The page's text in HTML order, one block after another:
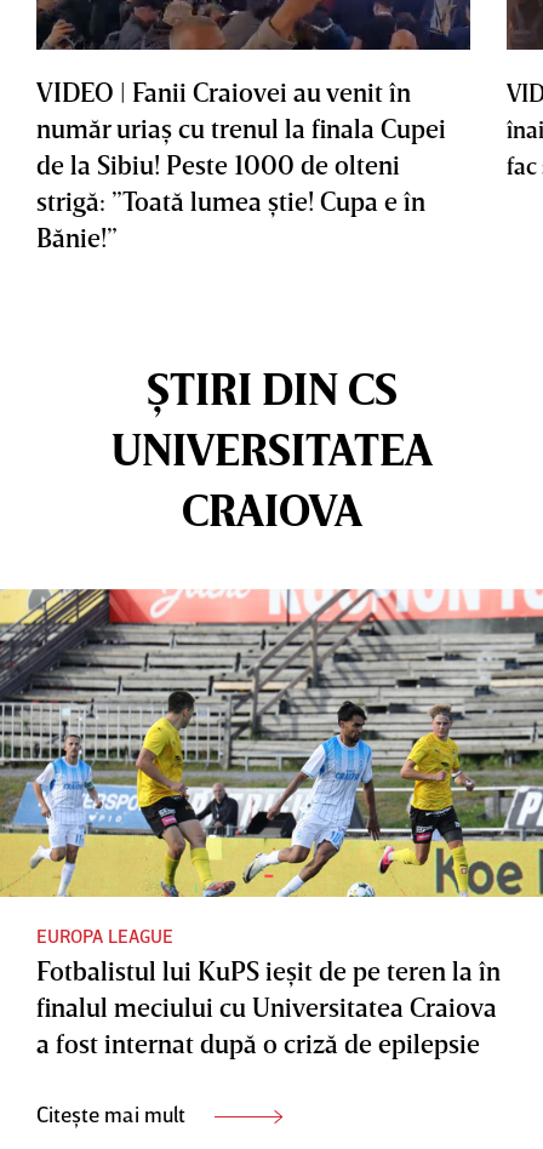
VIDEO | Fanii Craiovei au venit în
număr uriaş cu trenul la finala Cupei
de la Sibiu! Peste 1000 de olteni
strigă: ”Toată lumea ştie! Cupa e în
Bănie!”
fac
ȘTIRI DIN CS
UNIVERSITATEA
CRAIOVA
EUROPA LEAGUE
Fotbalistul lui KuPS ieşit de pe teren la în
finalul meciului cu Universitatea Craiova
a fost internat după o criză de epilepsie
Citește mai mult